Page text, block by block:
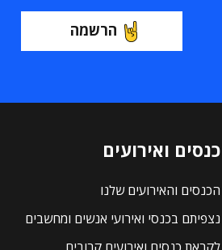
הרשמה
כנסים ואירועים
הכנסים והאירועים שלנו
נצפיתם בכנסי ואירועי אנשים ומחשבים